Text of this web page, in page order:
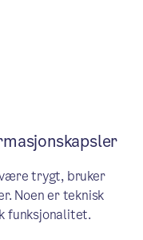
Sterkere
Oslo
trygt, bruker
Noen er teknisk
funksjonalitet.